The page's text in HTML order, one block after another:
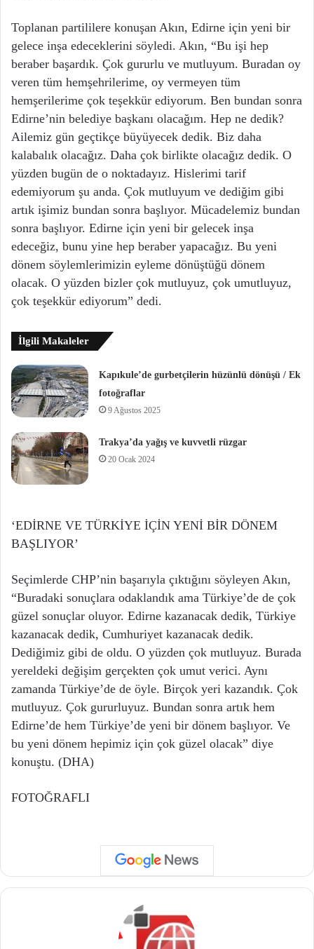
Toplanan partililere konuşan Akın, Edirne için yeni bir
gelece inşa edeceklerini söyledi. Akın, “Bu işi hep
beraber başardık. Çok gururlu ve mutluyum. Buradan oy
veren tüm hemşehrilerime, oy vermeyen tüm
hemşerilerime çok teşekkür ediyorum. Ben bundan sonra
Edirne’nin belediye başkanı olacağım. Hep ne dedik?
Ailemiz gün geçtikçe büyüyecek dedik. Biz daha
kalabalık olacağız. Daha çok birlikte olacağız dedik. O
yüzden bugün de o noktadayız. Hislerimi tarif
edemiyorum şu anda. Çok mutluyum ve dediğim gibi
artık işimiz bundan sonra başlıyor. Mücadelemiz bundan
sonra başlıyor. Edirne için yeni bir gelecek inşa
edeceğiz, bunu yine hep beraber yapacağız. Bu yeni
dönem söylemlerimizin eyleme dönüştüğü dönem
olacak. O yüzden bizler çok mutluyuz, çok umutluyuz,
çok teşekkür ediyorum” dedi.
İlgili Makaleler
Kapıkule’de gurbetçilerin hüzünlü dönüşü / Ek
fotoğraflar
9 Ağustos 2025
Trakya’da yağış ve kuvvetli rüzgar
20 Ocak 2024
‘EDİRNE VE TÜRKİYE İÇİN YENİ BİR DÖNEM
BAŞLIYOR’
Seçimlerde CHP’nin başarıyla çıktığını söyleyen Akın,
“Buradaki sonuçlara odaklandık ama Türkiye’de de çok
güzel sonuçlar oluyor. Edirne kazanacak dedik, Türkiye
kazanacak dedik, Cumhuriyet kazanacak dedik.
Dediğimiz gibi de oldu. O yüzden çok mutluyuz. Burada
yereldeki değişim gerçekten çok umut verici. Aynı
zamanda Türkiye’de de öyle. Birçok yeri kazandık. Çok
mutluyuz. Çok gururluyuz. Bundan sonra artık hem
Edirne’de hem Türkiye’de yeni bir dönem başlıyor. Ve
bu yeni dönem hepimiz için çok güzel olacak” diye
konuştu. (DHA)
FOTOĞRAFLI